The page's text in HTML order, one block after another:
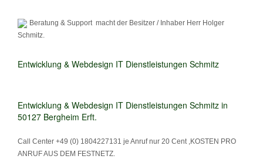
Beratung & Support macht der Besitzer / Inhaber Herr Holger
Schmitz.
Entwicklung & Webdesign IT Dienstleistungen Schmitz
Entwicklung & Webdesign IT Dienstleistungen Schmitz in
50127 Bergheim Erft.
Call Center +49 (0) 1804227131 je Anruf nur 20 Cent ,KOSTEN PRO
ANRUF AUS DEM FESTNETZ.